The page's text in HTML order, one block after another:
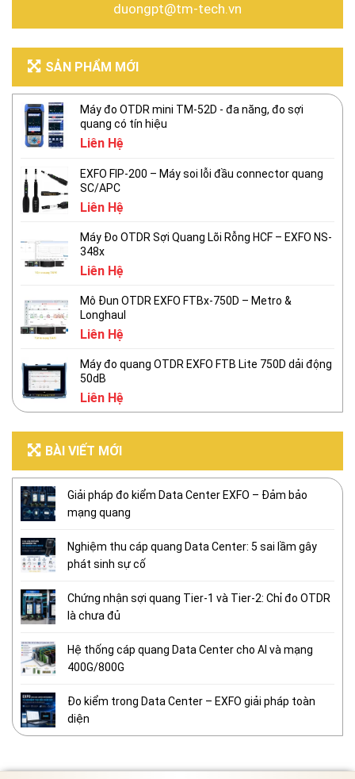
duongpt@tm-tech.vn
SẢN PHẨM MỚI
Máy đo OTDR mini TM-52D - đa năng, đo sợi
quang có tín hiệu
Liên Hệ
EXFO FIP-200 – Máy soi lỗi đầu connector quang
SC/APC
Liên Hệ
Máy Đo OTDR Sợi Quang Lõi Rỗng HCF – EXFO NS-
348x
Liên Hệ
Mô Đun OTDR EXFO FTBx-750D – Metro &
Longhaul
Liên Hệ
Máy đo quang OTDR EXFO FTB Lite 750D dải động
50dB
Liên Hệ
BÀI VIẾT MỚI
Giải pháp đo kiểm Data Center EXFO – Đảm bảo
mạng quang
Nghiệm thu cáp quang Data Center: 5 sai lầm gây
phát sinh sự cố
Chứng nhận sợi quang Tier-1 và Tier-2: Chỉ đo OTDR
là chưa đủ
Hệ thống cáp quang Data Center cho AI và mạng
400G/800G
Đo kiểm trong Data Center – EXFO giải pháp toàn
diện